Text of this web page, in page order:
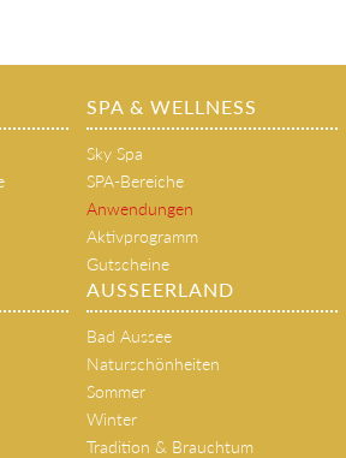
SPA & WELLNESS
Sky Spa
SPA-Bereiche
Anwendungen
Aktivprogramm
Gutscheine
AUSSEERLAND
Bad Aussee
Naturschönheiten
Sommer
Winter
Tradition & Brauchtum